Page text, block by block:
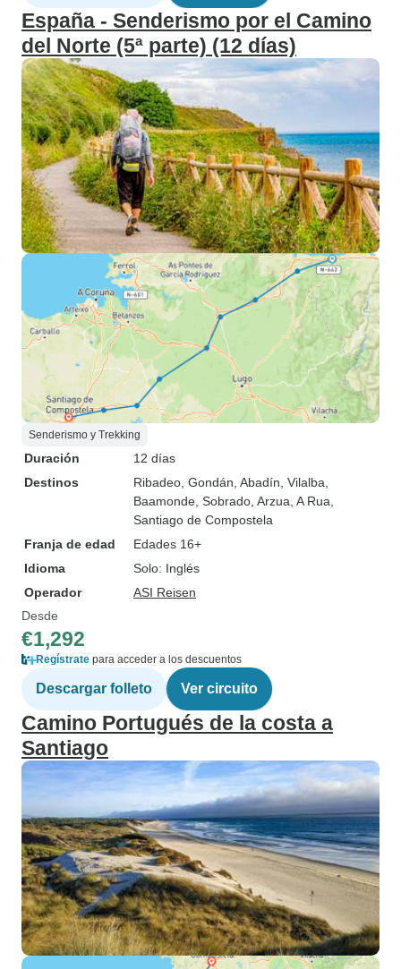
España - Senderismo por el Camino
del Norte (5ª parte) (12 días)
Senderismo y Trekking
Duración
12 días
Destinos
Ribadeo , Gondán , Abadín , Vilalba
Baamonde , Sobrado , Arzua , A Rua
Santiago de Compostela
Franja de edad
Edades 16+
Idioma
Solo: Inglés
Operador
ASI Reisen
Desde
€1,292
Regístrate para acceder a los descuentos
Descargar folleto Ver circuito
Camino Portugués de la costa a
Santiago